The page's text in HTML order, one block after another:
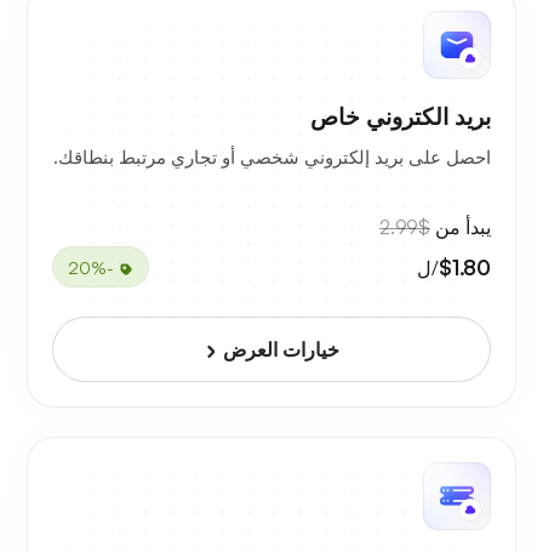
بريد الكتروني خاص
احصل على بريد إلكتروني شخصي أو تجاري مرتبط بنطاقك.
يبدأ من $2.99
$1.80/ل -20%
خيارات العرض